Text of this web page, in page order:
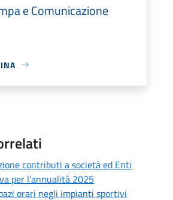
e Comunicazione
contributi a società ed Enti
per l'annualità 2025
orari negli impianti sportivi